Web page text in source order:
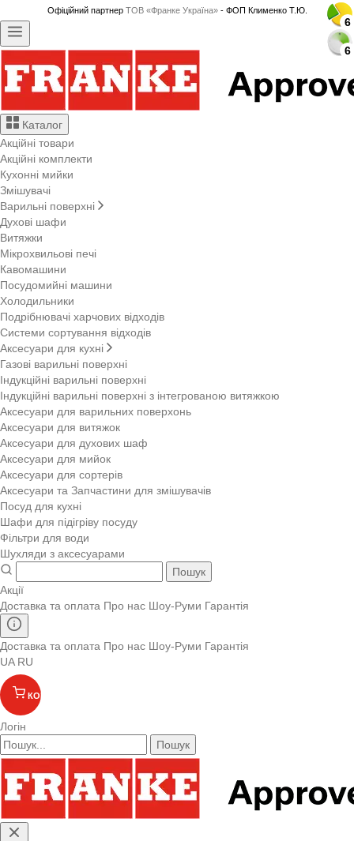
Офіційний партнер ТОВ «Франке Україна»- ФОП Клименко Т.Ю.
Каталог
Акційні товари
Акційні комплекти
Кухонні мийки
Змішувачі
Варильні поверхні
Духові шафи
Витяжки
Мікрохвильові печі
Кавомашини
Посудомийні машини
Холодильники
Подрібнювачі харчових відходів
Системи сортування відходів
Аксесуари для кухні
Газові варильні поверхні
Індукційні варильні поверхні
Індукційні варильні поверхні з інтегрованою витяжкою
Аксесуари для варильних поверхонь
Аксесуари для витяжок
Аксесуари для духових шаф
Аксесуари для мийок
Аксесуари для сортерів
Аксесуари та Запчастини для змішувачів
Посуд для кухні
Шафи для підігріву посуду
Фільтри для води
Шухляди з аксесуарами
Пошук
Акції
Доставка та оплата Про нас Шоу-Руми Гарантія
Доставка та оплата Про нас Шоу-Руми Гарантія
UA RU
КОШИК
Логін
Пошук
6
6
6
6
6
6
6
6
6
6
6
6
6
6
6
6
6
6
6
6
6
6
6
6
6
6
6
6
6
6
6
6
6
6